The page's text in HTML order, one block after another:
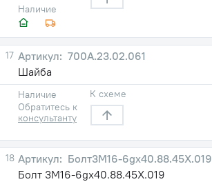
Наличие
17
700А.23.02.061
Шайба
Наличие
Обратитесь к
консультанту
К схеме
18
Болт3М16-6gх40.88.45Х.019
Болт 3М16-6gх40.88.45Х.019